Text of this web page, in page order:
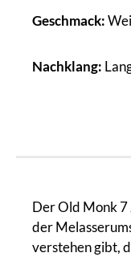
Geschmack:
Nachklang:
Der Old Monk 7
der
verstehen gibt,